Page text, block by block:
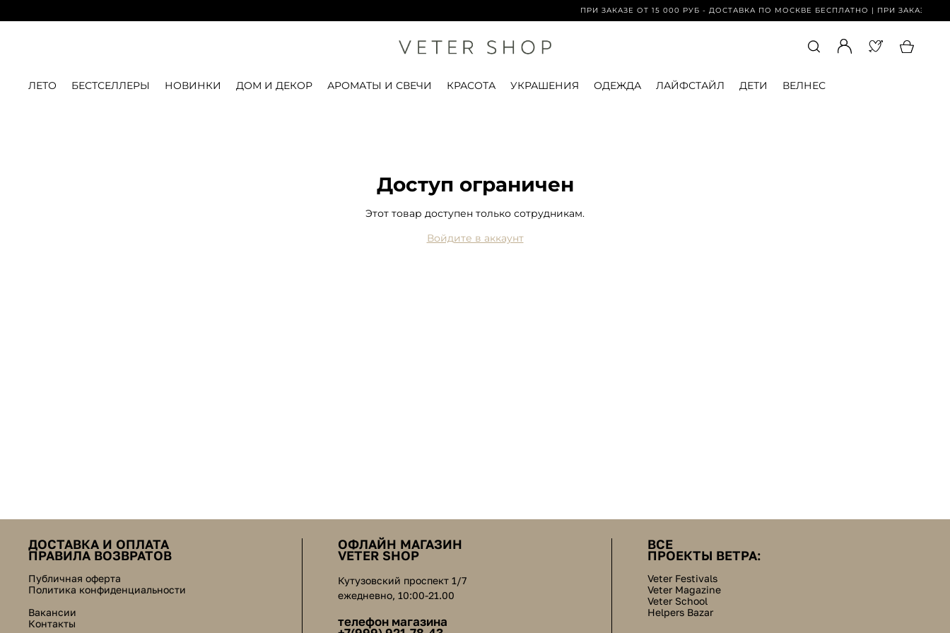
ПРИ ЗАКАЗЕ ОТ 15 000 РУБ - ДОСТАВКА ПО МОСКВЕ БЕСПЛАТНО | ПРИ ЗАКАЗЕ ОТ
ЛЕТО БЕСТСЕЛЛЕРЫ НОВИНКИ ДОМ И ДЕКОР АРОМАТЫ И СВЕЧИ КРАСОТА УКРАШЕНИЯ ОДЕЖДА ЛАЙФСТАЙЛ ДЕТИ ВЕЛНЕС
Доступ ограничен
Этот товар доступен только сотрудникам.
Войдите в аккаунт
ДОСТАВКА И ОПЛАТА
ПРАВИЛА ВОЗВРАТОВ
Публичная оферта
Политика конфиденциальности
Вакансии
Контакты
ОФЛАЙН МАГАЗИН
VETER SHOP
Кутузовский проспект 1/7
ежедневно, 10:00-21.00
телефон магазина
ВСЕ
ПРОЕКТЫ ВЕТРА:
Veter Festivals
Veter Magazine
Veter School
Helpers Bazar